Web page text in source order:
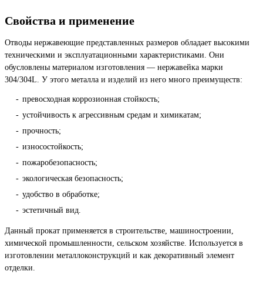
Свойства и применение
Отводы нержавеющие представленных размеров обладает высокими
техническими и эксплуатационными характеристиками. Они
обусловлены материалом изготовления — нержавейка марки
304/304L. У этого металла и изделий из него много преимуществ:
превосходная коррозионная стойкость;
устойчивость к агрессивным средам и химикатам;
прочность;
износостойкость;
пожаробезопасность;
экологическая безопасность;
удобство в обработке;
эстетичный вид.
Данный прокат применяется в строительстве, машиностроении,
химической промышленности, сельском хозяйстве. Используется в
изготовлении металлоконструкций и как декоративный элемент
отделки.